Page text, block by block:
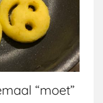
“moet”